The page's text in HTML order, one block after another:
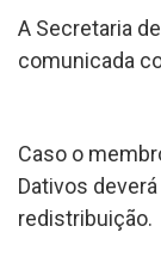
A Secretaria
comunicada
Caso o
Dativos
redistribuição.